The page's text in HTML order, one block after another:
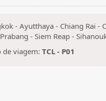
- Ayutthaya- Chiang Rai -
- Siem Reap-
de viagem: TCL - P01